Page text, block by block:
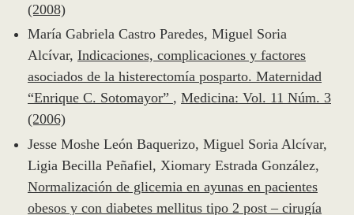
(2008)
María Gabriela Castro Paredes, Miguel Soria
Alcívar, Indicaciones, complicaciones y factores
asociados de la histerectomía posparto. Maternidad
“Enrique C. Sotomayor” , Medicina: Vol. 11 Núm. 3
(2006)
Jesse Moshe León Baquerizo, Miguel Soria Alcívar,
Ligia Becilla Peñafiel, Xiomary Estrada González,
Normalización de glicemia en ayunas en pacientes
obesos y con diabetes mellitus tipo 2 post – cirugía